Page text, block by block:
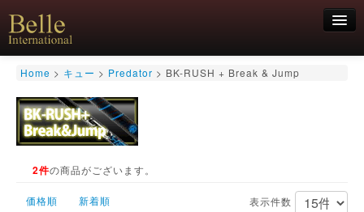
新規会員登録
ログイン
HOME
キュー
キュー用途別
キューケース
お気軽にお問合せくださいませ！
Home > キュー > Predator > BK-RUSH + Break & Jump
2件の商品がございます。
価格順 新着順 表示件数